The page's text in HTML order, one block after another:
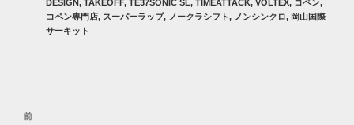
DESIGN, TAKEOFF, TE37SONIC SL, TIMEATTACK, VOLTEX, コペン,
コペン専門店, スーパーラップ, ノークラシフト, ノンシンクロ, 岡山国際
サーキット
投
過
前